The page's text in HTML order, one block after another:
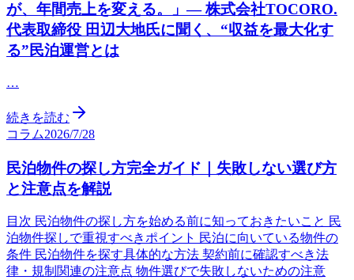
が、年間売上を変える。」— 株式会社TOCORO.
代表取締役 田辺大地氏に聞く、“収益を最大化す
る”民泊運営とは
…
続きを読む
コラム2026/7/28
民泊物件の探し方完全ガイド｜失敗しない選び方
と注意点を解説
目次 民泊物件の探し方を始める前に知っておきたいこと 民
泊物件探しで重視すべきポイント 民泊に向いている物件の
条件 民泊物件を探す具体的な方法 契約前に確認すべき法
律・規制関連の注意点 物件選びで失敗しないための注意